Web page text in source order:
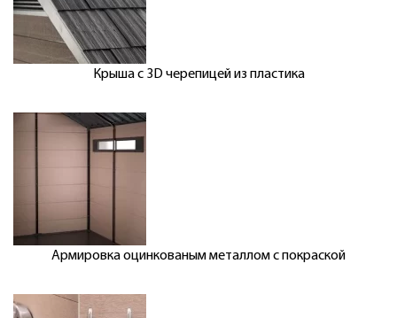
Крыша с 3D черепицей из пластика
Армировка оцинкованым металлом с покраской